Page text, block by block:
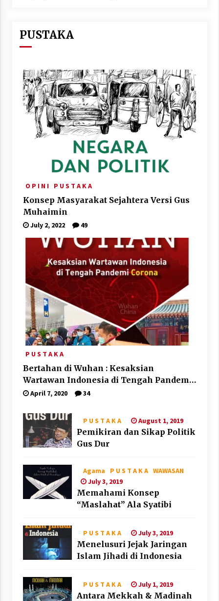
PUSTAKA
O P I N I P U S T A K A
Konsep Masyarakat Sejahtera Versi Gus
Muhaimin
July 2, 2022 49
P U S T A K A
Bertahan di Wuhan : Kesaksian
Wartawan Indonesia di Tengah Pandemi
Corona
April 7, 2020 34
P U S T A K A August 1, 2019
Pemikiran dan Sikap Politik
Gus Dur
Agama P U S T A K A WAWASAN
July 3, 2019
Memahami Konsep
“Maslahat” Ala Syatibi
P U S T A K A July 3, 2019
Menelusuri Jejak Jaringan
Islam Jihadi di Indonesia
P U S T A K A July 1, 2019
Antara Mekkah & Madinah